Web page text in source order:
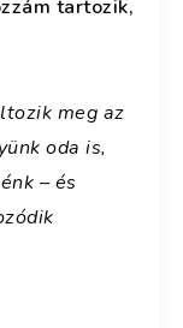
tartozik,
meg az
oda is,
– és